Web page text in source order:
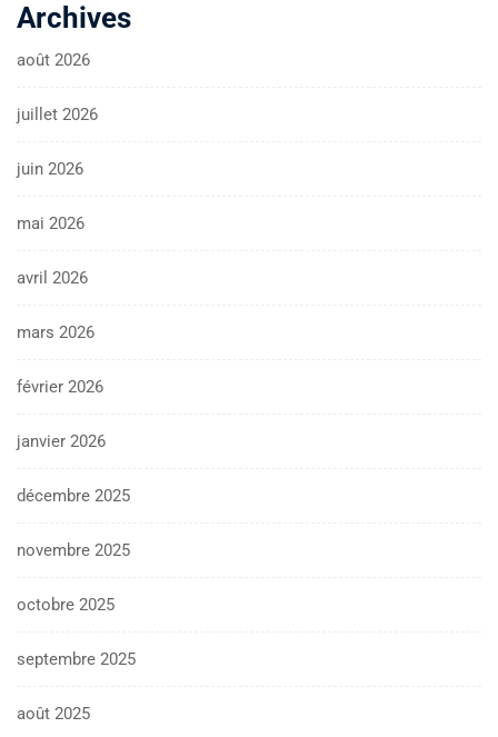
Archives
août 2026
juillet 2026
juin 2026
mai 2026
avril 2026
mars 2026
février 2026
janvier 2026
décembre 2025
novembre 2025
octobre 2025
septembre 2025
août 2025